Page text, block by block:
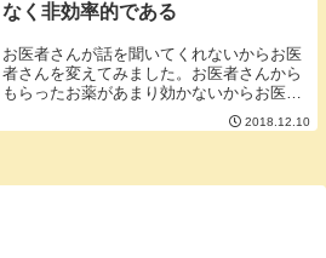
なく非効率的である
お医者さんが話を聞いてくれないからお医
者さんを変えてみました。お医者さんから
もらったお薬があまり効かないからお医者
さんを変えてみました。のように、お医者
さんを変えるという話。利用者さんから良
2018.12.10